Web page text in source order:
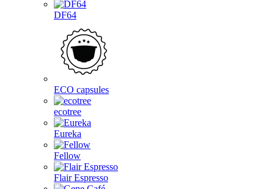
DF64
ECO capsules
ecotree
Eureka
Fellow
Flair Espresso